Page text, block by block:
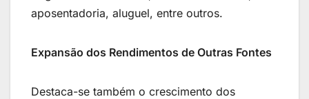
aposentadoria, aluguel, entre outros.
Expansão dos Rendimentos de Outras Fontes
Destaca-se também o crescimento dos